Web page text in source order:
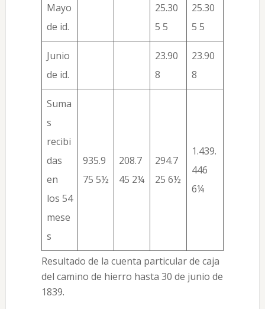
Mayo
de id.
25.30
5 5
25.30
5 5
Junio
de id.
23.90
8
23.90
8
Suma
s
recibi
das
en
los 54
mese
s
935.9
75 5½
208.7
45 2¼
294.7
25 6½
1.439.
446
6¼
Resultado de la cuenta particular de caja
del camino de hierro hasta 30 de junio de
1839.